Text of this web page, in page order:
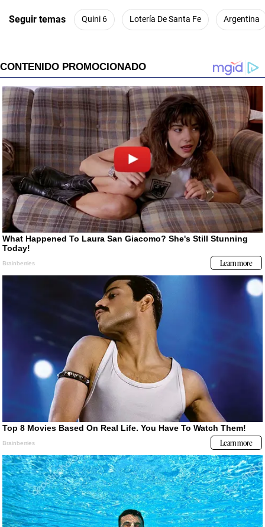
Seguir temas Quini 6 Lotería De Santa Fe Argentina